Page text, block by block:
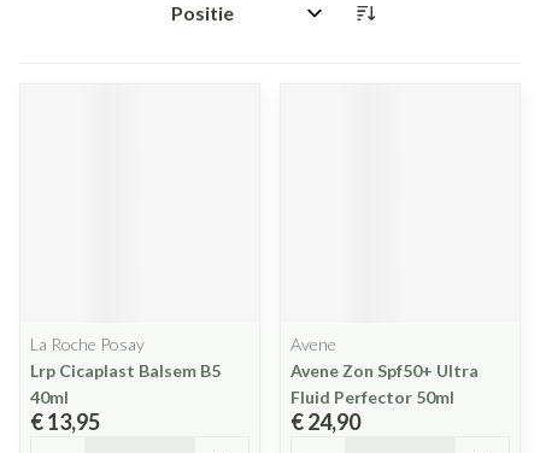
Sorteer op:
La Roche Posay
Lrp Cicaplast Balsem B5
40ml
€ 13,95
Avene
Avene Zon Spf50+ Ultra
Fluid Perfector 50ml
€ 24,90